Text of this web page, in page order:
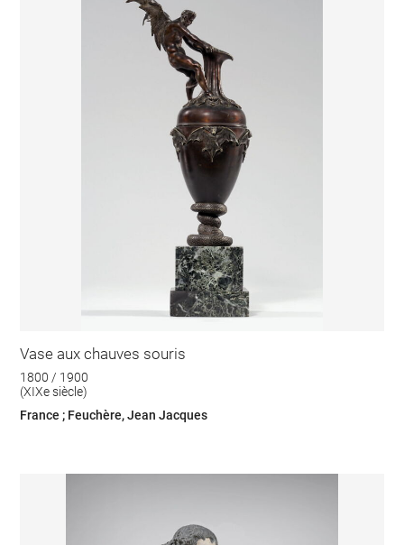
Vase aux chauves souris
1800 / 1900
(XIXe siècle)
France ; Feuchère, Jean Jacques